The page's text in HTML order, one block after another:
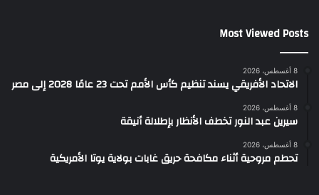
Most Viewed Posts
8 أغسطس، 2026
الاتحاد الأفريقي يسند تنظيم كأس الأمم تحت 23 عامًا 2028 إلى مصر
8 أغسطس، 2026
سيرين عبد النور تخطف الأنظار بإطلالة أنيقة
8 أغسطس، 2026
تحطم مروحية أثناء مكافحة حريق غابات بولاية يوتا الأمريكية